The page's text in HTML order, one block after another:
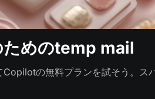
めのtemp mail
の無料プランを試そう。ス